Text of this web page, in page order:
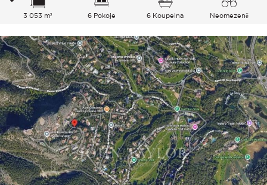
3 053 m² 6 Pokoje 6 Koupelna
Neomezeně